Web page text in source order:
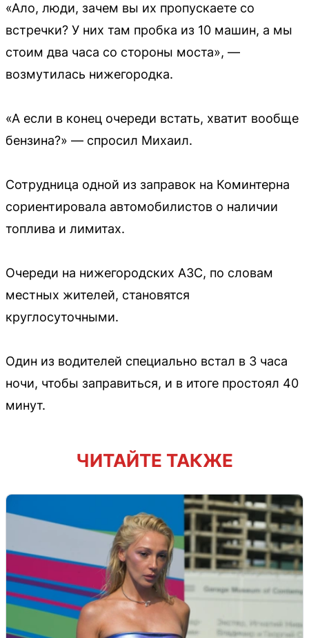
«Ало, люди, зачем вы их пропускаете со
встречки? У них там пробка из 10 машин, а мы
стоим два часа со стороны моста», —
возмутилась нижегородка.
«А если в конец очереди встать, хватит вообще
бензина?» — спросил Михаил.
Сотрудница одной из заправок на Коминтерна
сориентировала автомобилистов о наличии
топлива и лимитах.
Очереди на нижегородских АЗС, по словам
местных жителей, становятся
круглосуточными.
Один из водителей специально встал в 3 часа
ночи, чтобы заправиться, и в итоге простоял 40
минут.
ЧИТАЙТЕ ТАКЖЕ